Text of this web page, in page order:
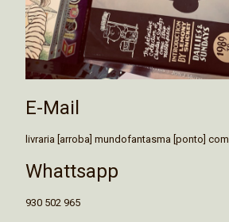
E-Mail
livraria [arroba] mundofantasma [ponto] com
Whattsapp
930 502 965